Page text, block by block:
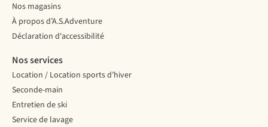
Nos magasins
À propos d’A.S.Adventure
Déclaration d'accessibilité
Nos services
Location / Location sports d’hiver
Seconde-main
Entretien de ski
Service de lavage